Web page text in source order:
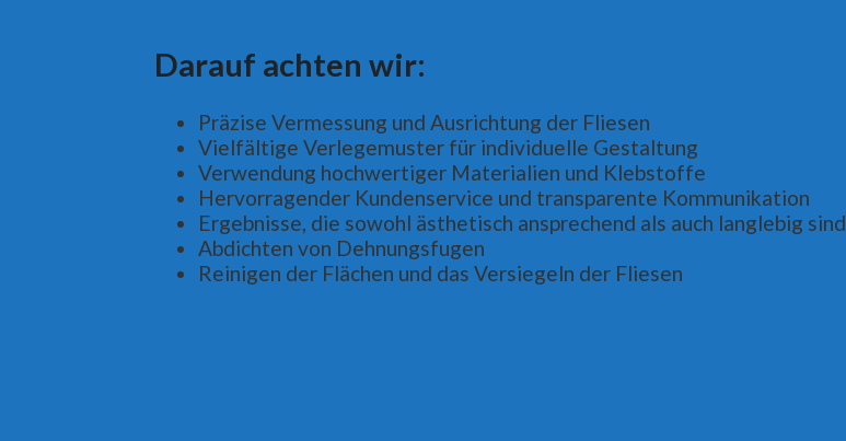
Darauf achten wir:
Präzise Vermessung und Ausrichtung der Fliesen
Vielfältige Verlegemuster für individuelle Gestaltung
Verwendung hochwertiger Materialien und Klebstoffe
Hervorragender Kundenservice und transparente Kommunikation
Ergebnisse, die sowohl ästhetisch ansprechend als auch langlebig sind
Abdichten von Dehnungsfugen
Reinigen der Flächen und das Versiegeln der Fliesen